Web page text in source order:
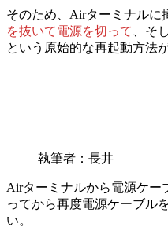
そのため、Airターミナルに
を抜いて電源を切って 、そ
という原始的な再起動方法
執筆者：長井
Airターミナルから電源ケー
ってから再度電源ケーブル
い。